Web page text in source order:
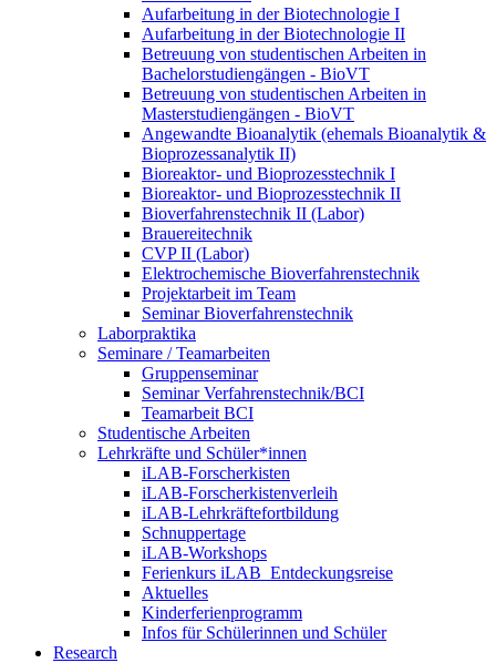
Aufarbeitung in der Biotechnologie I
Aufarbeitung in der Biotechnologie II
Betreuung von studentischen Arbeiten in
Bachelorstudiengängen - BioVT
Betreuung von studentischen Arbeiten in
Masterstudiengängen - BioVT
Angewandte Bioanalytik (ehemals Bioanalytik &
Bioprozessanalytik II)
Bioreaktor- und Bioprozesstechnik I
Bioreaktor- und Bioprozesstechnik II
Bioverfahrenstechnik II (Labor)
Brauereitechnik
CVP II (Labor)
Elektrochemische Bioverfahrenstechnik
Projektarbeit im Team
Seminar Bioverfahrenstechnik
Laborpraktika
Seminare / Teamarbeiten
Gruppenseminar
Seminar Verfahrenstechnik/BCI
Teamarbeit BCI
Studentische Arbeiten
Lehrkräfte und Schüler*innen
iLAB-Forscherkisten
iLAB-Forscherkistenverleih
iLAB-Lehrkräftefortbildung
Schnuppertage
iLAB-Workshops
Ferienkurs iLAB_Entdeckungsreise
Aktuelles
Kinderferienprogramm
Infos für Schülerinnen und Schüler
Research